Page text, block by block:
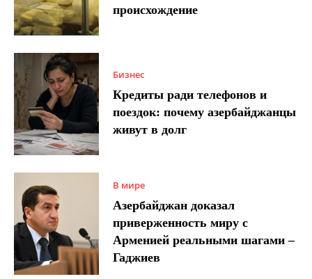
происхождение
Бизнес
Кредиты ради телефонов и
поездок: почему азербайджанцы
живут в долг
В мире
Азербайджан доказал
приверженность миру с
Арменией реальными шагами –
Гаджиев